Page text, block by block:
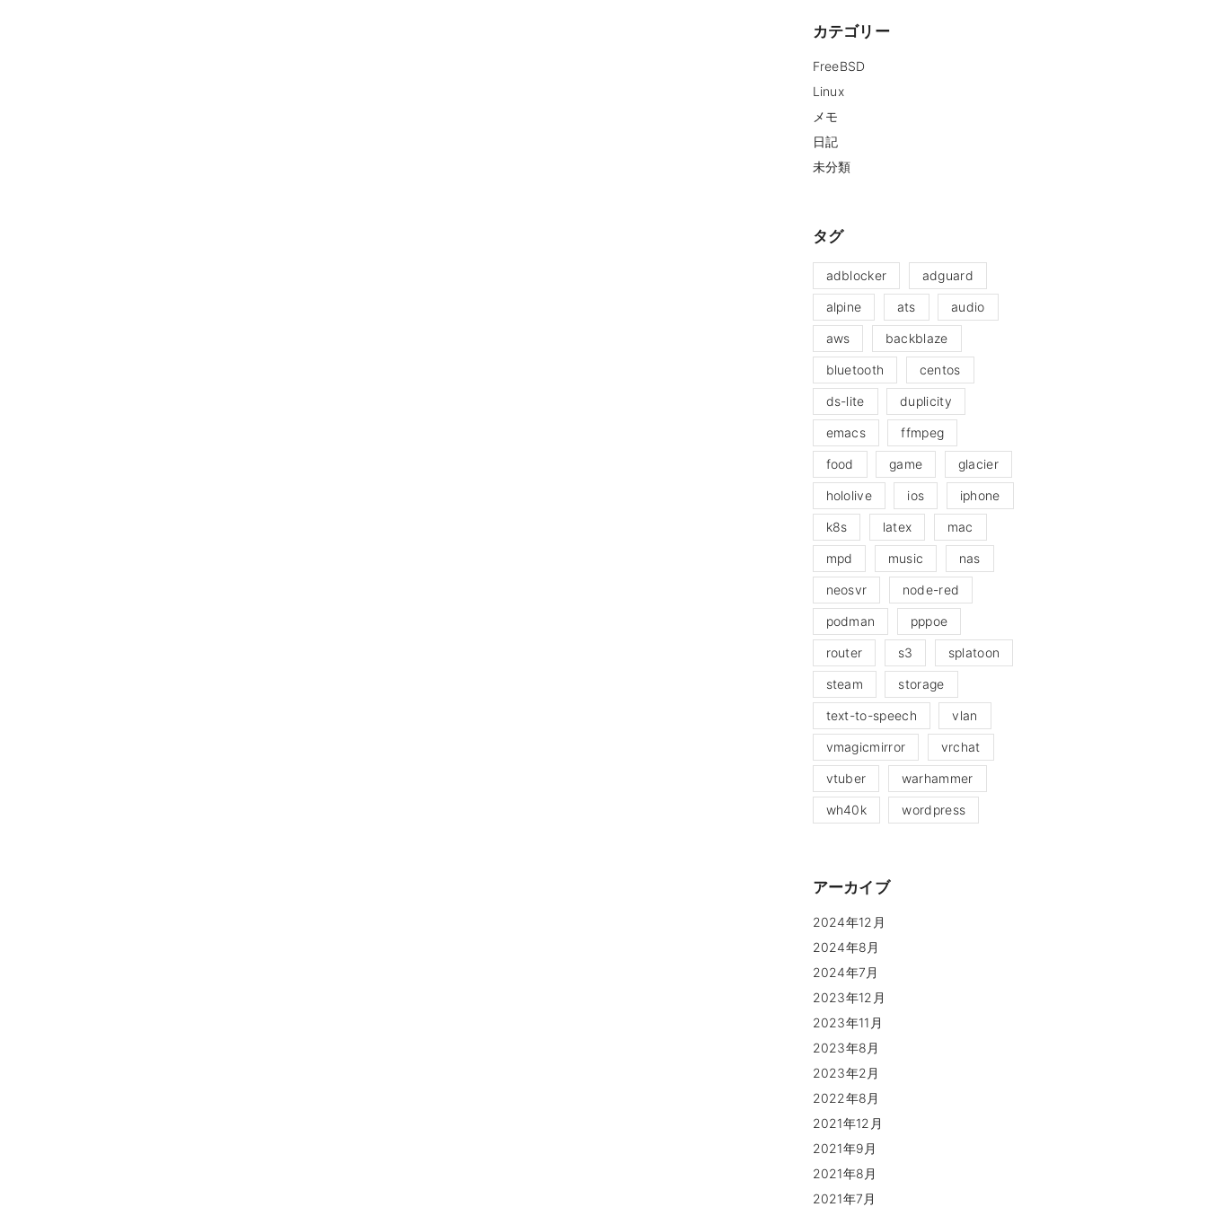
カテゴリー
FreeBSD
Linux
メモ
日記
未分類
タグ
adblocker adguard
alpine ats audio
aws backblaze
bluetooth centos
ds-lite duplicity
emacs ffmpeg
food game glacier
hololive ios iphone
k8s latex mac
mpd music nas
neosvr node-red
podman pppoe
router s3 splatoon
steam storage
text-to-speech vlan
vmagicmirror vrchat
vtuber warhammer
wh40k wordpress
アーカイブ
2024年12月
2024年8月
2024年7月
2023年12月
2023年11月
2023年8月
2023年2月
2022年8月
2021年12月
2021年9月
2021年8月
2021年7月